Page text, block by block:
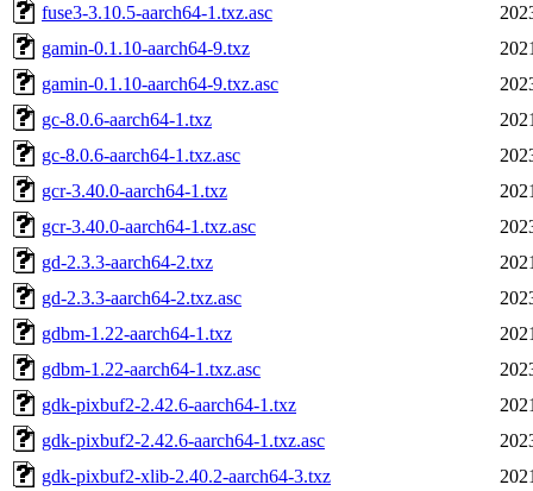
fuse3-3.10.5-aarch64-1.txz.asc
gamin-0.1.10-aarch64-9.txz
gamin-0.1.10-aarch64-9.txz.asc
gc-8.0.6-aarch64-1.txz
gc-8.0.6-aarch64-1.txz.asc
gcr-3.40.0-aarch64-1.txz
gcr-3.40.0-aarch64-1.txz.asc
gd-2.3.3-aarch64-2.txz
gd-2.3.3-aarch64-2.txz.asc
gdbm-1.22-aarch64-1.txz
gdbm-1.22-aarch64-1.txz.asc
gdk-pixbuf2-2.42.6-aarch64-1.txz
gdk-pixbuf2-2.42.6-aarch64-1.txz.asc
gdk-pixbuf2-xlib-2.40.2-aarch64-3.txz